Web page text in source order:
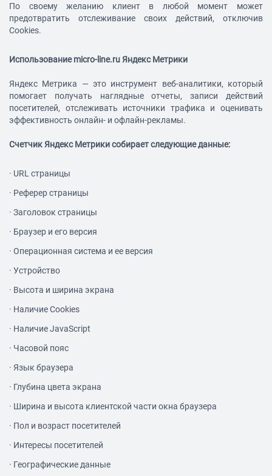
По своему желанию клиент в любой момент может
предотвратить отслеживание своих действий, отключив
Cookies.
Использованиеmicro-line.ru Яндекс Метрики
Яндекс Метрика — это инструмент веб-аналитики, который
помогает получать наглядные отчеты, записи действий
посетителей, отслеживать источники трафика и оценивать
эффективность онлайн- и офлайн-рекламы.
Счетчик Яндекс Метрики собирает следующие данные:
· URL страницы
· Реферер страницы
· Заголовок страницы
· Браузер и его версия
· Операционная система и ее версия
· Устройство
· Высота и ширина экрана
· Наличие Cookies
· Наличие JavaScript
· Часовой пояс
· Язык браузера
· Глубина цвета экрана
· Ширина и высота клиентской части окна браузера
· Пол и возраст посетителей
· Интересы посетителей
· Географические данные